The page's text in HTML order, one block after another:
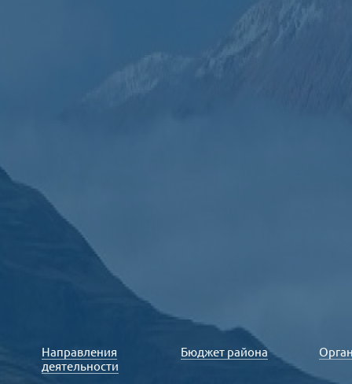
Направления
деятельности
Бюджет района